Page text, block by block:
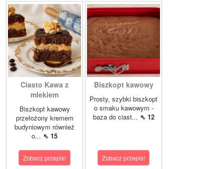
Ciasto Kawa z
mlekiem
Biszkopt kawowy
przełożony kremem
budyniowym również
o... ⇖ 15
Zobacz przepis!
Biszkopt kawowy
Prosty, szybki biszkopt
o smaku kawowym -
baza do ciast... ⇖ 12
Zobacz przepis!